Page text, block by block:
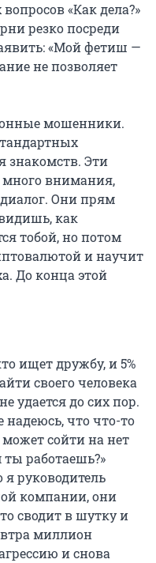
«Как дела?»
резко посреди
«Мой фетиш —
не позволяет
мошенники.
знакомств. Эти
внимания,
Они прям
как
тобой, но потом
и научит
До конца этой
ищет дружбу, и 5%
своего человека
удается до сих пор.
что что-то
сойти на нет
ты работаешь?»
руководитель
компании, они
сводит в шутку и
миллион
и снова